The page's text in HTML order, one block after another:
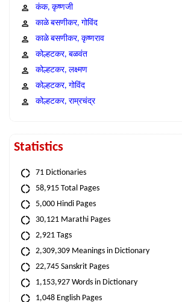
कंक, कृष्णजी
काळे बसणीकर, गोविंद
काळे बसणीकर, कृष्णराव
कोल्हटकर, बळवंत
कोल्हटकर, लक्ष्मण
कोल्हटकर, गोविंद
कोल्हटकर, राम्रचंद्र
Statistics
71 Dictionaries
58,915 Total Pages
5,000 Hindi Pages
30,121 Marathi Pages
2,921 Tags
2,309,309 Meanings in Dictionary
22,745 Sanskrit Pages
1,153,927 Words in Dictionary
1,048 English Pages